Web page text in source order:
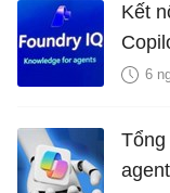
Kết
6